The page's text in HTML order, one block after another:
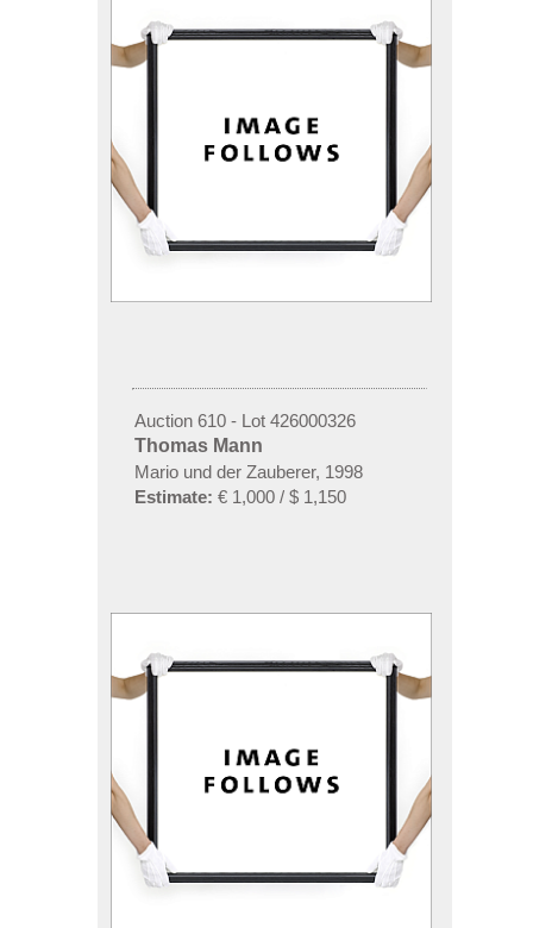
Auction 610 - Lot 426000326
Thomas Mann
Mario und der Zauberer, 1998
Estimate: € 1,000 / $ 1,150